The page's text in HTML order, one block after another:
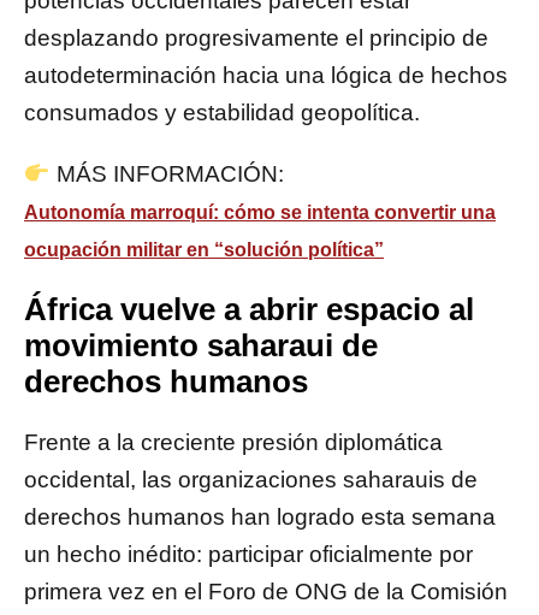
desplazando progresivamente el principio de
autodeterminación hacia una lógica de hechos
consumados y estabilidad geopolítica.
MÁS INFORMACIÓN:
Autonomía marroquí: cómo se intenta convertir una
ocupación militar en “solución política”
África vuelve a abrir espacio al
movimiento saharaui de
derechos humanos
Frente a la creciente presión diplomática
occidental, las organizaciones saharauis de
derechos humanos han logrado esta semana
un hecho inédito: participar oficialmente por
primera vez en el Foro de ONG de la Comisión